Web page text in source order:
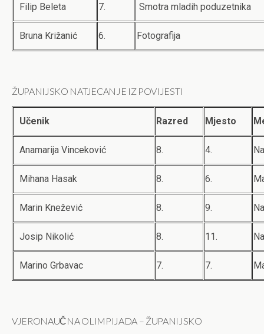
Filip Beleta 7. Smotra mladih poduzetnika
Bruna Križanić 6. Fotografija
ŽUPANIJSKO NATJECANJE IZ POVIJESTI
Učenik Razred Mjesto
Anamarija Vinceković 8. 4.
Mihana Hasak 8. 6.
Marin Knežević 8. 9.
Josip Nikolić 8. 11.
Marino Grbavac 7. 7.
VJERONAUČNA OLIMPIJADA – ŽUPANIJSKO